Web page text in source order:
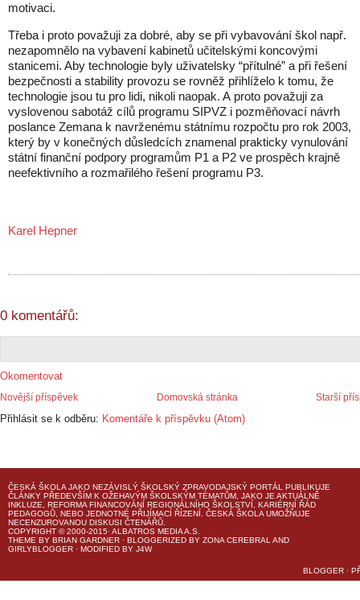
motivaci.
Třeba i proto považuji za dobré, aby se při vybavování škol např.
nezapomnělo na vybavení kabinetů učitelskými koncovými
stanicemi. Aby technologie byly uživatelsky “přítulné” a při řešení
bezpečnosti a stability provozu se rovněž přihlíželo k tomu, že
technologie jsou tu pro lidi, nikoli naopak. A proto považuji za
vyslovenou sabotáž cílů programu SIPVZ i pozměňovací návrh
poslance Zemana k navrženému státnímu rozpočtu pro rok 2003,
který by v konečných důsledcích znamenal prakticky vynulování
státní finanční podpory programům P1 a P2 ve prospěch krajně
neefektivního a rozmařilého řešení programu P3.
Karel Hepner
0 komentářů:
Okomentovat
Novější příspěvek Starší
Domovská stránka
Přihlásit se k odběru: Komentáře k příspěvku (Atom)
ČESKÁ ŠKOLA JAKO NEZÁVISLÝ ŠKOLSKÝ ZPRAVODAJSKÝ PORTÁL PUBLIKUJE
ČLÁNKY PŘEDEVŠÍM K OŽEHAVÝM ŠKOLSKÝM TÉMATŮM, JAKO JE AKTUÁLNĚ
INKLUZE, REFORMA FINANCOVÁNÍ REGIONÁLNÍHO ŠKOLSTVÍ, KARIÉRNÍ ŘÁD
PEDAGOGŮ, NEBO JEDNOTNÉ PŘIJÍMACÍ ŘÍZENÍ. ČESKÁ ŠKOLA UMOŽŇUJE
NECENZUROVANOU DISKUSI ČTENÁŘŮ.
COPYRIGHT © 2000-2015· ALBATROS MEDIA A.S.
THEME BY BRIAN GARDNER · BLOGGERIZED BY ZONA CEREBRAL AND
GIRLYBLOGGER · MODIFIED BY J4W
BLOGGER ·